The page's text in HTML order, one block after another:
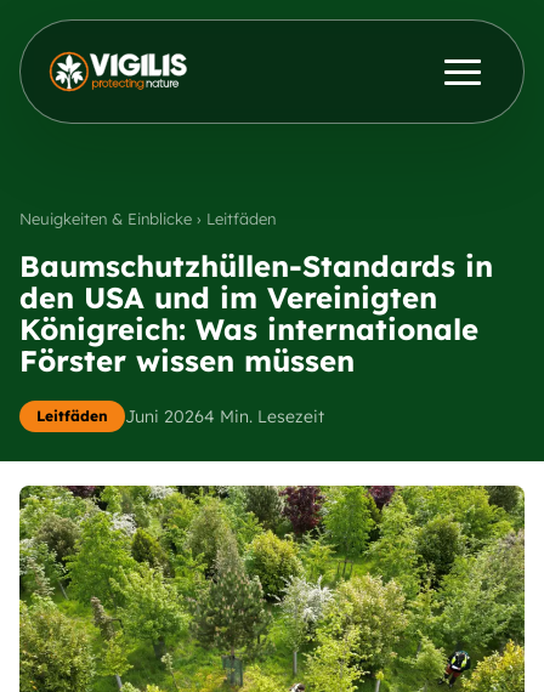
Aktuelles & Einblicke
Händler
Kontakt aufnehmen
Neuigkeiten & Einblicke › Leitfäden
Baumschutzhüllen-Standards in
den USA und im Vereinigten
Königreich: Was internationale
Förster wissen müssen
Leitfäden Juni 20264 Min. Lesezeit